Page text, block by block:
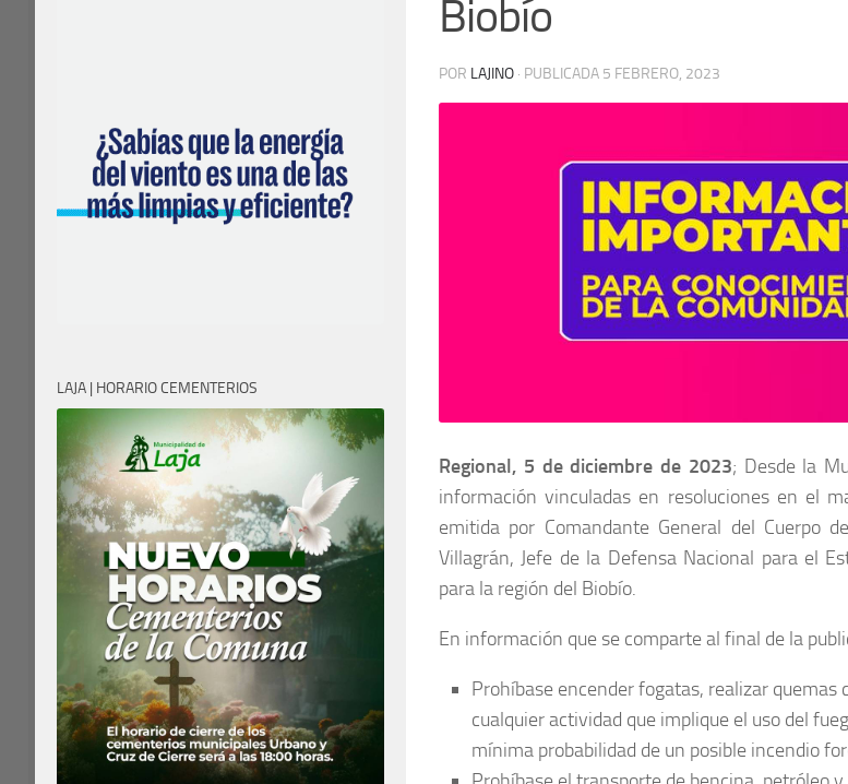
Biobío
POR LAJINO · PUBLICADA 5 FEBRERO, 2023
Regional, 5 de diciembre de 2023; Desde la
información vinculadas en resoluciones en el
emitida por Comandante General del Cuerpo
Villagrán, Jefe de la Defensa Nacional para el
para la región del Biobío.
En información que se comparte al final de la
Prohíbase encender fogatas, realizar quemas
cualquier actividad que implique el uso del
mínima probabilidad de un posible incendio
LAJA | HORARIO CEMENTERIOS